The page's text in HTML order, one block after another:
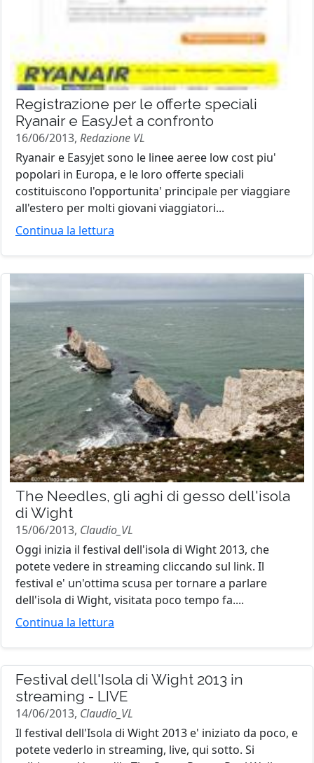
Registrazione per le offerte speciali
Ryanair e EasyJet a confronto
16/06/2013, Redazione VL
Ryanair e Easyjet sono le linee aeree low cost piu'
popolari in Europa, e le loro offerte speciali
costituiscono l'opportunita' principale per viaggiare
all'estero per molti giovani viaggiatori...
Continua la lettura
The Needles, gli aghi di gesso dell'isola
di Wight
15/06/2013, Claudio_VL
Oggi inizia il festival dell'isola di Wight 2013, che
potete vedere in streaming cliccando sul link. Il
festival e' un'ottima scusa per tornare a parlare
dell'isola di Wight, visitata poco tempo fa....
Continua la lettura
Festival dell'Isola di Wight 2013 in
streaming - LIVE
14/06/2013, Claudio_VL
Il festival dell'Isola di Wight 2013 e' iniziato da poco, e
potete vederlo in streaming, live, qui sotto. Si